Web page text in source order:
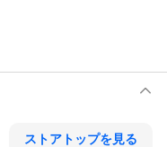
ストアトップを見る